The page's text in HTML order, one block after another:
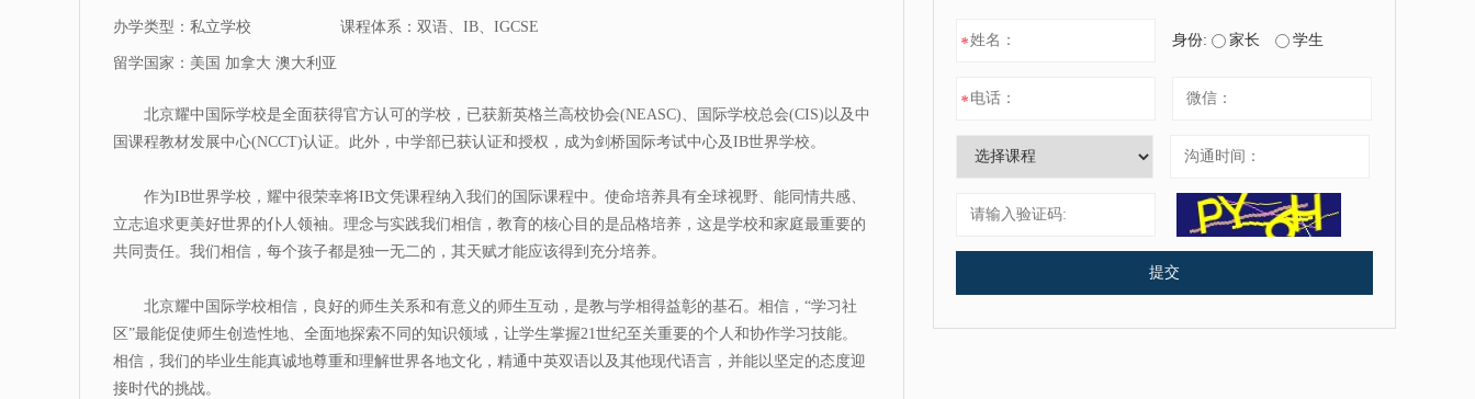
办学类型：私立学校 课程体系：双语、IB、IGCSE
留学国家：美国 加拿大 澳大利亚
北京耀中国际学校是全面获得官方认可的学校，已获新英格兰高校协会(NEASC)、国际学校总会(CIS)以及中
国课程教材发展中心(NCCT)认证。此外，中学部已获认证和授权，成为剑桥国际考试中心及IB世界学校。
作为IB世界学校，耀中很荣幸将IB文凭课程纳入我们的国际课程中。使命培养具有全球视野、能同情共感、
立志追求更美好世界的仆人领袖。理念与实践我们相信，教育的核心目的是品格培养，这是学校和家庭最重要的
共同责任。我们相信，每个孩子都是独一无二的，其天赋才能应该得到充分培养。
北京耀中国际学校相信，良好的师生关系和有意义的师生互动，是教与学相得益彰的基石。相信，“学习社
区”最能促使师生创造性地、全面地探索不同的知识领域，让学生掌握21世纪至关重要的个人和协作学习技能。
相信，我们的毕业生能真诚地尊重和理解世界各地文化，精通中英双语以及其他现代语言，并能以坚定的态度迎
接时代的挑战。
* 身份: 家长 学生
*
提交